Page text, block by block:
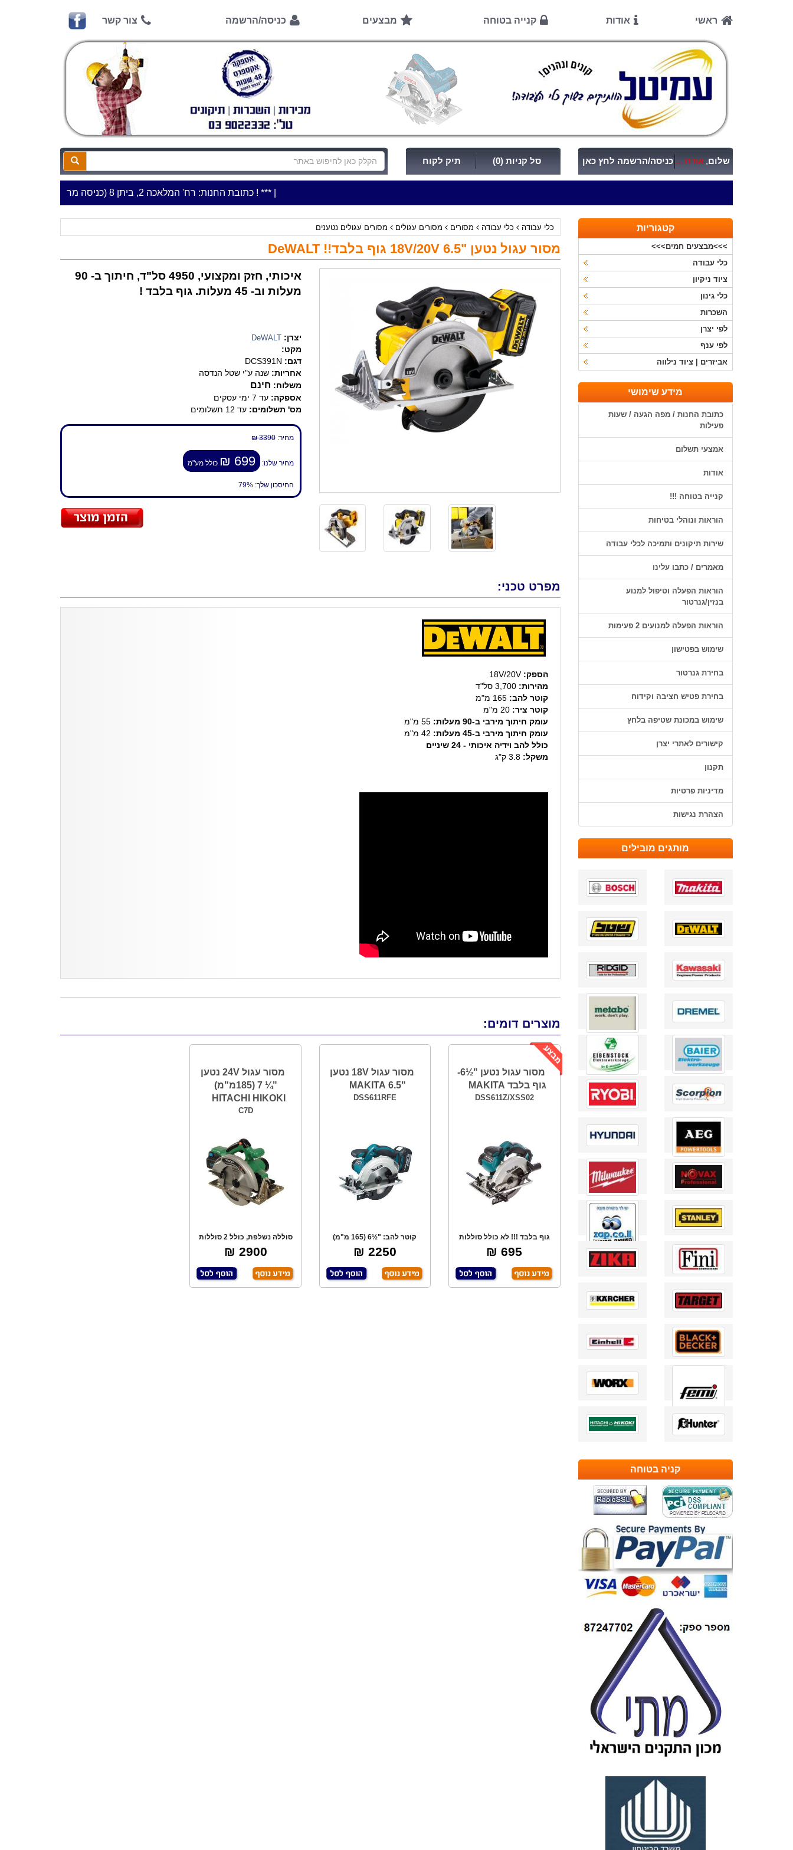
ראשי אודות קנייה בטוחה מבצעים כניסה/הרשמה צור קשר
סל קניות (0) תיק לקוח שלום, אורח ... כניסה/הרשמה לחץ כאן
***כתובת החנות: רח' המלאכה 2, ביתן 8 (כניסה מרח' עמל 5) א.ת.פארק אפק, ראש העין***
כלי עבודה כלי עבודה מסורים מסורים עגולים מסורים עגולים נטענים
מסור עגול נטען "6.5 18V/20V גוף בלבד!! DeWALT
איכותי, חזק ומקצועי, 4950 סל"ד, חיתוך ב- 90
מעלות וב- 45 מעלות. גוף בלבד !
יצרן:DeWALT
מקט:
דגם: DCS391N
אחריות:שנה ע"י שטל הנדסה
משלוח: חינם
אספקה:עד 7 ימי עסקים
מס' תשלומים:עד 12 תשלומים
מחיר:3390 ₪
מחיר שלנו: 699 ₪ כולל מע"מ
החיסכון שלך:79%
מפרט טכני:
הספק:18V/20V
מהירות: 3,700 סל"ד
קוטר להב: 165 מ"מ
קוטר ציר:20 מ"מ
עומק חיתוך מירבי ב-90 מעלות:
55 מ"מ
עומק חיתוך מירבי ב-45 מעלות:
כולל להב וידיה איכותי - 24 שיניים
משקל:3.8 ק"ג
מוצרים דומים:
מסור עגול נטען "½6-
גוף בלבד MAKITA
DSS611Z/XSS02
גוף בלבד !!! לא כולל סוללות
!!! 18V. מה
695 ₪
מסור עגול 18V נטען
"6.5 MAKITA
DSS611RFE
קוטר להב: "½6 (165 מ"מ)
מהירות סיבוב:2
2250 ₪
מסור עגול 24V נטען
"¼ 7 (185מ"מ)
HITACHI HIKOKI
C7D
סוללה נשלפת, כולל 2 סוללות
3.3Ah , כולל
2900 ₪
קטגוריות
>>>מבצעים חמים>>>
כלי עבודה
ציוד ניקיון
כלי גינון
השכרות
לפי יצרן
לפי ענף
אביזרים | ציוד נילווה
מידע שימושי
כתובת החנות / מפה הגעה / שעות
פעילות
אמצעי תשלום
אודות
קנייה בטוחה !!!
הוראות ונוהלי בטיחות
שירות תיקונים ותמיכה לכלי עבודה
מאמרים / כתבו עלינו
הוראות הפעלה וטיפול למנוע
בנזין/גנרטור
הוראות הפעלה למנועים 2 פעימות
שימוש בפטישון
בחירת גנרטור
בחירת פטיש חציבה וקידוח
שימוש במכונת שטיפה בלחץ
קישורים לאתרי יצרן
תקנון
מדיניות פרטיות
הצהרת נגישות
מותגים מובילים
קניה בטוחה